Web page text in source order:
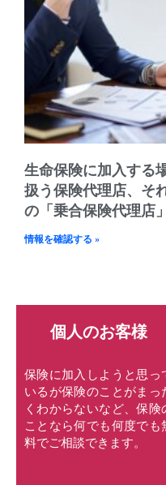
生命保険に加入する
扱う保険代理店、そ
の「乗合保険代理店
情報を確認する »
個人のお客様
保険に加入しようと思っ
いるが保険のことがまっ
くわからないなど、保険
ことなら何でも何度でも
料でご相談できます。